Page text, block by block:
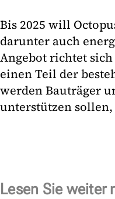
Bis 2025 will
darunter auch
Angebot richtet
einen Teil der
werden Bauträger
unterstützen sollen,
Lesen Sie weiter